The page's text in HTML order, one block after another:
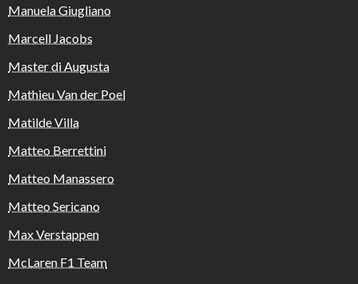
Manuela Giugliano
Marcell Jacobs
Master di Augusta
Mathieu Van der Poel
Matilde Villa
Matteo Berrettini
Matteo Manassero
Matteo Sericano
Max Verstappen
McLaren F1 Team